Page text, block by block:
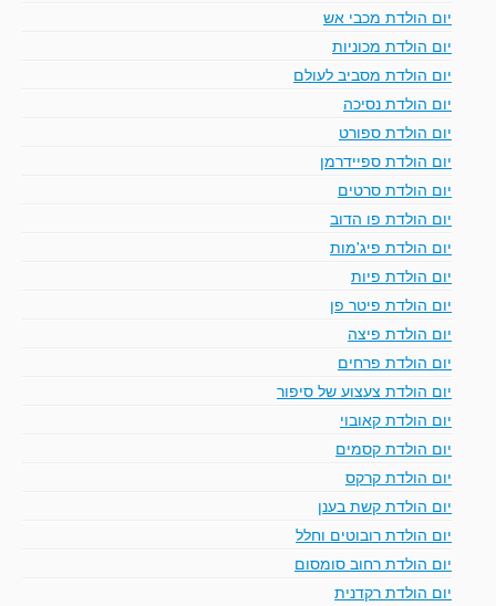
יום הולדת מכבי אש
יום הולדת מכוניות
יום הולדת מסביב לעולם
יום הולדת נסיכה
יום הולדת ספורט
יום הולדת ספיידרמן
יום הולדת סרטים
יום הולדת פו הדוב
יום הולדת פיג'מות
יום הולדת פיות
יום הולדת פיטר פן
יום הולדת פיצה
יום הולדת פרחים
יום הולדת צעצוע של סיפור
יום הולדת קאובוי
יום הולדת קסמים
יום הולדת קרקס
יום הולדת קשת בענן
יום הולדת רובוטים וחלל
יום הולדת רחוב סומסום
יום הולדת רקדנית